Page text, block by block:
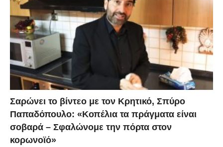
Σαρώνει το βίντεο με τον Κρητικό, Σπύρο
Παπαδόπουλο: «Κοπέλια τα πράγματα είναι
σοβαρά – Σφαλώνομε την πόρτα στον
κορωνοϊό»